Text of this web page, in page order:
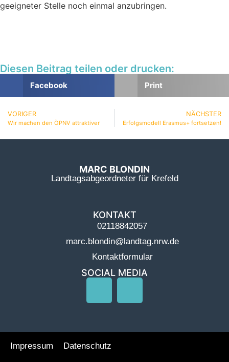
geeigneter Stelle noch einmal anzubringen.
Diesen Beitrag teilen oder drucken:
Facebook Print
VORIGER
Wir machen den ÖPNV attraktiver
NÄCHSTER
Erfolgsmodell Erasmus+ fortsetzen!
MARC BLONDIN
Landtagsabgeordneter für Krefeld
KONTAKT
02118842057
marc.blondin@landtag.nrw.de
Kontaktformular
SOCIAL MEDIA
Impressum Datenschutz